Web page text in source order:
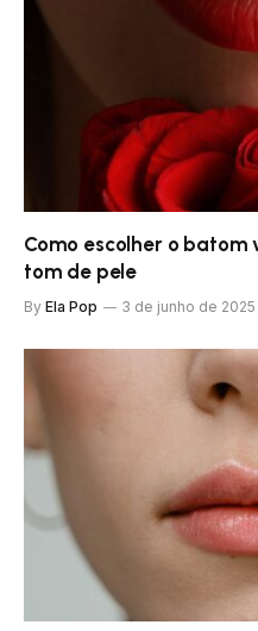
Como escolher o batom
tom de pele
By Ela Pop 3 de junho de 2025